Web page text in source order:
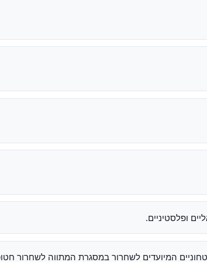
ופלסטיניים.
לשחרור במסגרת המתווה לשחרור חטופים שפורסמה ב-17 בינואר